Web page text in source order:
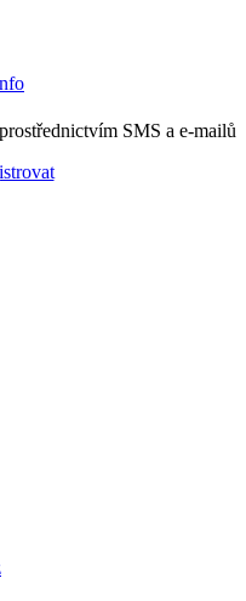
prostřednictvím SMS a e-mailů